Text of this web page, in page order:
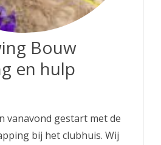
Bouw
en hulp
vanavond gestart met de
bij het clubhuis. Wij